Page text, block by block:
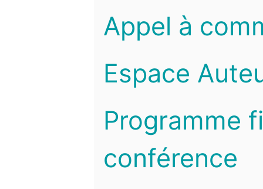
Appel à
Espace
Programme
conférence